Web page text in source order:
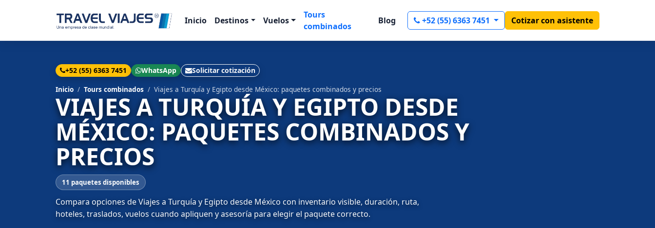
Inicio Destinos Vuelos
Tours
combinados
Blog +52 (55) 6363 7451 Cotizar con asistente
+52 (55) 6363 7451 WhatsApp Solicitar cotización
Inicio Tours combinados Viajes a Turquía y Egipto desde México: paquetes combinados y precios
VIAJES A TURQUÍA Y EGIPTO DESDE
MÉXICO: PAQUETES COMBINADOS Y
PRECIOS
11 paquetes disponibles
Compara opciones de Viajes a Turquía y Egipto desde México con inventario visible, duración, ruta,
hoteles, traslados, vuelos cuando apliquen y asesoría para elegir el paquete correcto.